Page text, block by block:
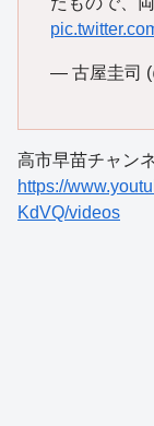
— 古屋圭司
高市早苗チャン
https://
KdVQ/videos